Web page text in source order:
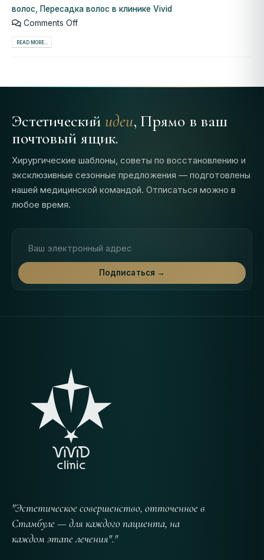
волос
Пересадка волос в клинике Vivid
Comments Off
READ MORE...
Эстетический идеи, Прямо в ваш
почтовый ящик.
Хирургические шаблоны, советы по восстановлению и
эксклюзивные сезонные предложения — подготовлены
нашей медицинской командой. Отписаться можно в
любое время.
Подписаться →
"Эстетическое совершенство, отточенное в
Стамбуле — для каждого пациента, на
каждом этапе лечения"."